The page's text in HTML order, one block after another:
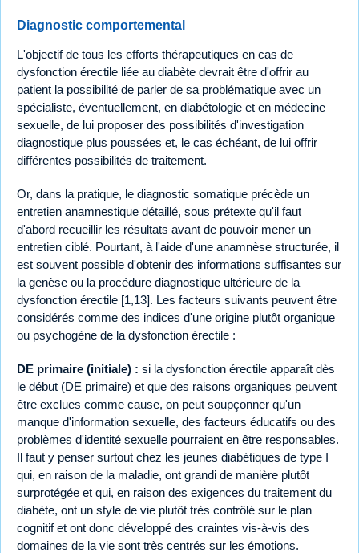
Diagnostic comportemental
L'objectif de tous les efforts thérapeutiques en cas de
dysfonction érectile liée au diabète devrait être d'offrir au
patient la possibilité de parler de sa problématique avec un
spécialiste, éventuellement, en diabétologie et en médecine
sexuelle, de lui proposer des possibilités d'investigation
diagnostique plus poussées et, le cas échéant, de lui offrir
différentes possibilités de traitement.
Or, dans la pratique, le diagnostic somatique précède un
entretien anamnestique détaillé, sous prétexte qu'il faut
d'abord recueillir les résultats avant de pouvoir mener un
entretien ciblé. Pourtant, à l'aide d'une anamnèse structurée, il
est souvent possible d'obtenir des informations suffisantes sur
la genèse ou la procédure diagnostique ultérieure de la
dysfonction érectile [1,13]. Les facteurs suivants peuvent être
considérés comme des indices d'une origine plutôt organique
ou psychogène de la dysfonction érectile :
DE primaire (initiale) : si la dysfonction érectile apparaît dès
le début (DE primaire) et que des raisons organiques peuvent
être exclues comme cause, on peut soupçonner qu'un
manque d'information sexuelle, des facteurs éducatifs ou des
problèmes d'identité sexuelle pourraient en être responsables.
Il faut y penser surtout chez les jeunes diabétiques de type I
qui, en raison de la maladie, ont grandi de manière plutôt
surprotégée et qui, en raison des exigences du traitement du
diabète, ont un style de vie plutôt très contrôlé sur le plan
cognitif et ont donc développé des craintes vis-à-vis des
domaines de la vie sont très centrés sur les émotions.